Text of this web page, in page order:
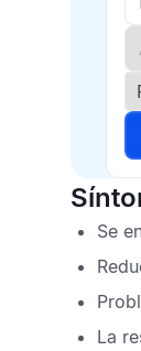
Se
La